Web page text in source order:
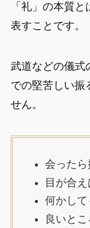
「礼」の本質
表すことです。
武道などの儀式
での堅苦しい振
せん。
会ったら
目が合
何かして
良いと